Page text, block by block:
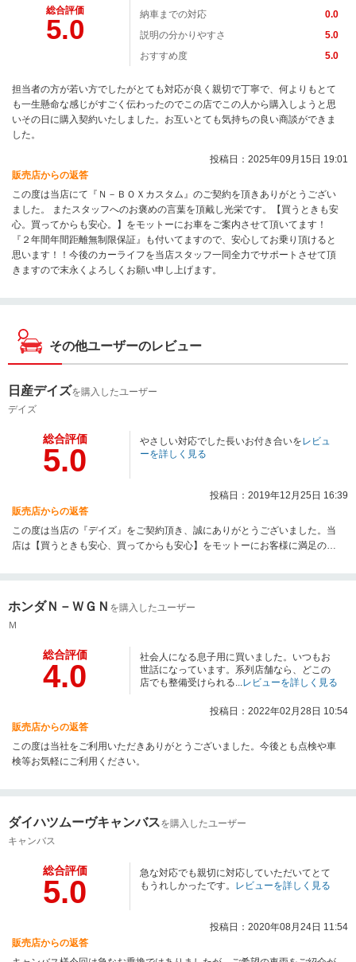
総合評価
5.0
納車までの対応
0.0
説明の分かりやすさ
5.0
おすすめ度
5.0
担当者の方が若い方でしたがとても対応が良く親切で丁寧で、何よりもとて
も一生懸命な感じがすごく伝わったのでこの店でこの人から購入しようと思
いその日に購入契約いたしました。お互いとても気持ちの良い商談ができま
した。
投稿日：2025年09月15日 19:01
販売店からの返答
この度は当店にて『Ｎ－ＢＯＸカスタム』のご契約を頂きありがとうござい
ました。 またスタッフへのお褒めの言葉を頂戴し光栄です。【買うときも安
心。買ってからも安心。】をモットーにお車をご案内させて頂いてます！
『２年間年間距離無制限保証』も付いてますので、安心してお乗り頂けると
思います！！今後のカーライフを当店スタッフ一同全力でサポートさせて頂
きますので末永くよろしくお願い申し上げます。
その他ユーザーのレビュー
日産デイズを購入したユーザー
デイズ
総合評価
5.0
やさしい対応でした長いお付き合いをレビュ
ーを詳しく見る
投稿日：2019年12月25日 16:39
販売店からの返答
この度は当店の『デイズ』をご契約頂き、誠にありがとうございました。当
店は【買うときも安心、買ってからも安心】をモットーにお客様に満足のお
車をご紹介出来て大変うれしく思ってます！『中古車は安心とタイミングが
ート鎧】や【２年間タイヤパンク保証】、さらにオイル交換のご利用無制限
のメンテナンスパックも付いております♪今後も末永いお付き合いを、宜しく
ホンダＮ－ＷＧＮ を購入したユーザー
Ｍ
総合評価
4.0
社会人になる息子用に買いました。いつもお
世話になっています。系列店舗なら、どこの
店でも整備受けられる... レビューを詳しく見る
投稿日：2022年02月28日 10:54
販売店からの返答
この度は当社をご利用いただきありがとうございました。今後とも点検や車
検等お気軽にご利用ください。
ダイハツムーヴキャンバスを購入したユーザー
キャンバス
総合評価
5.0
急な対応でも親切に対応していただいてとて
もうれしかったです。 レビューを詳しく見る
投稿日：2020年08月24日 11:54
販売店からの返答